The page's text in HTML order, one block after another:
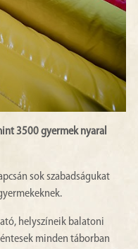
3500 gyermek nyaral
sok szabadságukat
helyszíneik balatoni
minden táborban